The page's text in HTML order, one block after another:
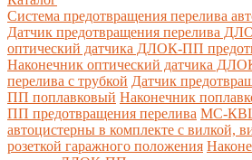
Система предотвращения перелива
Датчик предотвращения перелива
оптический датчика ДЛОК-ПП
Наконечник оптический датчика
перелива с трубкой Датчик
ПП поплавковый Наконечник
ПП предотвращения перелива МС-КВШ
автоцистерны в комплекте с вилкой,
розеткой гаражного положения